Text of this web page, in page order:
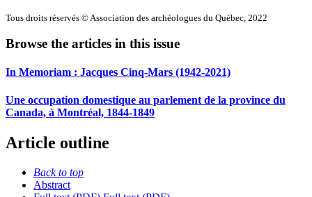
Tous droits réservés © Association des archéologues du Québec, 2022
Browse the articles in this issue
In Memoriam : Jacques Cinq-Mars (1942-2021)
Une occupation domestique au parlement de la province du
Canada, à Montréal, 1844-1849
Article outline
Back to top
Abstract